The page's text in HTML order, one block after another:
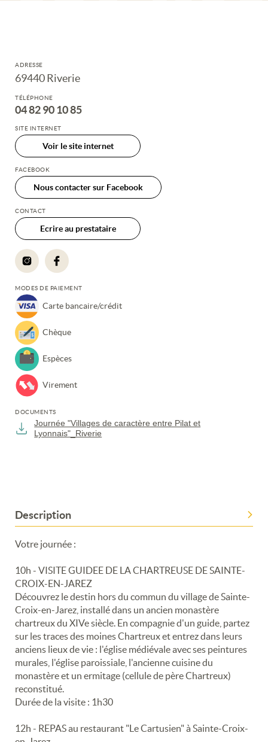
Description
Votre journée :
10h - VISITE GUIDEE DE LA CHARTREUSE DE SAINTE-
CROIX-EN-JAREZ
Découvrez le destin hors du commun du village de Sainte-
Croix-en-Jarez, installé dans un ancien monastère
chartreux du XIVe siècle. En compagnie d'un guide, partez
sur les traces des moines Chartreux et entrez dans leurs
anciens lieux de vie : l'église médiévale avec ses peintures
murales, l'église paroissiale, l'ancienne cuisine du
monastère et un ermitage (cellule de père Chartreux)
reconstitué.
Durée de la visite : 1h30
12h - REPAS au restaurant "Le Cartusien" à Sainte-Croix-
ADRESSE
69440 Riverie
TÉLÉPHONE
04 82 90 10 85
SITE INTERNET
Voir le site internet
FACEBOOK
Nous contacter sur Facebook
CONTACT
Ecrire au prestataire
MODES DE PAIEMENT
Carte bancaire/crédit
Chèque
Espèces
Virement
DOCUMENTS
Journée "Villages de caractère entre Pilat et
Lyonnais"_Riverie